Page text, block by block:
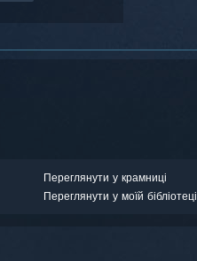
Переглянути у крамниці
Переглянути у моїй бібліотеці